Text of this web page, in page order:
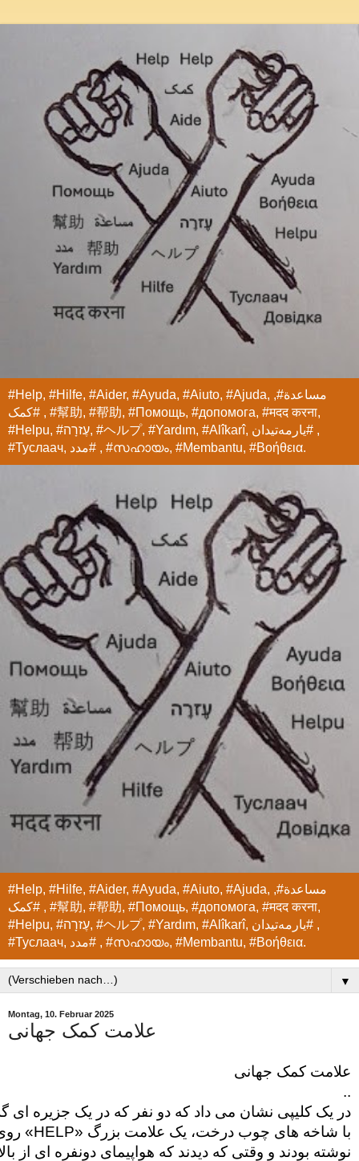
#Help, #Hilfe, #Aider, #Ayuda, #Aiuto, #Ajuda, مساعدة#,
#کمک , #幫助, #帮助, #Помощь, #допомога, #मदद करना,
#Helpu, #עֶזרָה, #ヘルプ, #Yardım, #Alîkarî, یارمەتیدان# ,
#Туслаач, مدد# , #സഹായം, #Membantu, #Βοήθεια.
#Help, #Hilfe, #Aider, #Ayuda, #Aiuto, #Ajuda, مساعدة#,
#کمک , #幫助, #帮助, #Помощь, #допомога, #मदद करना,
#Helpu, #עֶזרָה, #ヘルプ, #Yardım, #Alîkarî, یارمەتیدان# ,
#Туслаач, مدد# , #സഹായം, #Membantu, #Βοήθεια.
▼
Montag, 10. Februar 2025
علامت کمک جهانی
علامت کمک جهانی
..
در یک کلیپی نشان می داد که دو نفر که در یک جزیره ای
با شاخه های چوب درخت، یک علامت بزرگ‌‌ «HELP» روی ساحل شنی دریا
نوشته بودند و وقتی که دیدند که هواپیمای دونفره ای از